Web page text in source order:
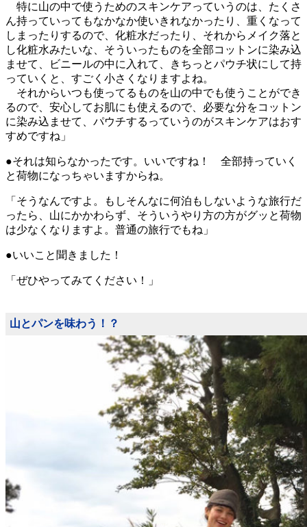
特に山の中で使うためのスキンケアっていうのは、たくさ
ん持っていってもなかなか使いきれなかったり、重くなって
しまったりするので、化粧水だったり、それからメイク落と
し化粧水みたいな、そういったものを全部コットンに染み込
ませて、ビニールの中に入れて、きちっとパウチ状にして持
っていくと、すごく小さくなりますよね。
それからいつも使ってるものを山の中でも使うことができ
るので、安心してお肌にも使えるので、必要な分をコットン
に染み込ませて、パウチするっていうのがスキンケアはおす
すめですね」
●それは知らなかったです。いいですね！ 全部持っていく
と荷物になっちゃいますからね。
「そうなんですよ。もしそんなに何泊もしないような旅行だ
ったら、山にかかわらず、そういうやり方の方がグッと荷物
は少なくなりますよ。普通の旅行でもね」
●いいこと聞きました！
「ぜひやってみてください！」
山とパンを味わう！？